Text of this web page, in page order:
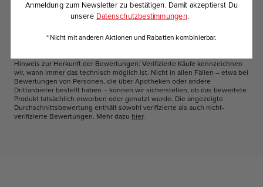
Hinweis zur Herkunft der Bewertungen: Verifizierte Käufe kennzeichnen
wir, wann immer das technisch möglich ist. Nicht in allen Fällen – etwa bei
Bewertungen von Personen, die über Apotheken oder andere
Drittanbieter bestellt haben – können wir sicherstellen, ob das bewertete
Produkt tatsächlich erworben oder genutzt wurde. Die angezeigte
Durchschnittsbewertung enthält sowohl verifizierte als auch nicht-
verifizierte Bewertungen. Mehr dazu hier.
Anmeldung zum Newsletter zu bestätigen. Damit akzeptierst Du
unsere Datenschutzbestimmungen.
* Nicht mit anderen Aktionen und Rabatten kombinierbar.